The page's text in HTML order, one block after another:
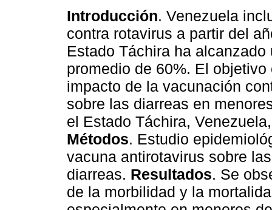
Introducción. Venezuela
contra rotavirus a partir del
Estado Táchira ha alcanzado
promedio de 60%. El
impacto de la vacunación
sobre las diarreas en
el Estado Táchira,
Métodos. Estudio
vacuna antirotavirus sobre
diarreas. Resultados. Se
de la morbilidad y la